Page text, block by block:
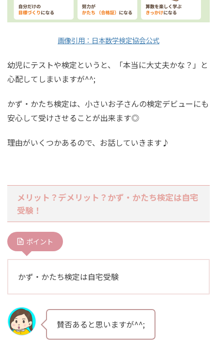
画像引用：日本数学検定協会公式
幼児にテストや検定というと、「本当に大丈夫かな？」と
心配してしまいますが^^;
かず・かたち検定は、小さいお子さんの検定デビューにも
安心して受けさせることが出来ます◎
理由がいくつかあるので、お話していきます♪
メリット？デメリット？かず・かたち検定は自宅
受験！
ポイント
かず・かたち検定は自宅受験
賛否あると思いますが^^;